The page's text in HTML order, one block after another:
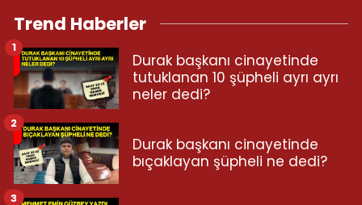
Trend Haberler
Durak başkanı cinayetinde
tutuklanan 10 şüpheli ayrı ayrı
neler dedi?
1
Durak başkanı cinayetinde
bıçaklayan şüpheli ne dedi?
2
3